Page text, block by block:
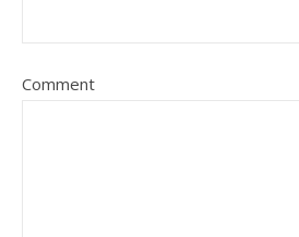
Comment